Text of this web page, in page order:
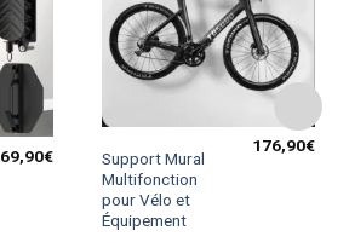
69,90€
Support Mural
Multifonction
pour Vélo et
Équipement
176,90€